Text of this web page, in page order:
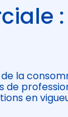
la
en